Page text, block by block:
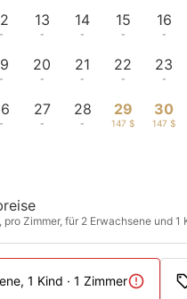
-
13
-
14
-
15
-
16
-
-
20
-
21
-
22
-
23
-
-
27
-
28
-
29
147 $
30
147 $
pro Zimmer, für 2 Erwachsene und
1 Kind · 1 Zimmer